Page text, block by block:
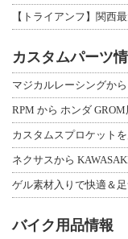
カスタムパーツ
ネクサスから
バイク用品情報